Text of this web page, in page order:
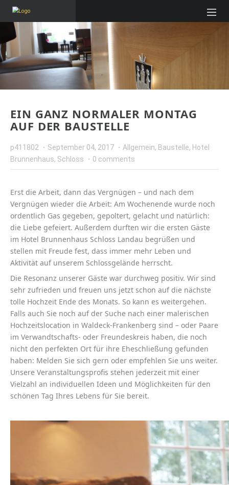
EIN GANZ NORMALER MONTAG
AUF DER BAUSTELLE
p411802 September 04, 2017 Allgemein, Baustelle, Hotel
Brunnenhaus, Schloss 0 comments
Erst die Arbeit, dann das Vergnügen – und nach dem
Vergnügen wieder die Arbeit: Am Wochenende wurde noch
ordentlich Gas gegeben, gepoltert, gelacht und natürlich:
die Liebe gefeiert. Außerdem durften wir die ersten Gäste
im Hotel Brunnenhaus Schloss Landau begrüßen und
stellen mit Freude fest, dass immer mehr Leben und
Aktivität auf unserem Schlossgelände herrscht.
Die Resonanz unserer Gäste war durchweg positiv. Wir sind
sehr zufrieden und freuen uns jetzt schon auf die nächste
tolle Hochzeit Ende des Monats. So kann es weitergehen.
Falls auch Sie noch auf der Suche nach einer malerischen
Hochzeitslocation in Waldeck-Frankenberg sind – oder Paare
im Verwandtschafts- oder Freundeskreis haben, die noch
nicht den perfekten Ort für ihre Eheschließung gefunden
haben: Melden Sie sich gern oder empfehlen Sie uns weiter.
Unsere Veranstaltungsprofis stehen jederzeit mit einer
Vielzahl an individuellen Ideen und Möglichkeiten für den
schönen Tag Ihres Lebens für Sie bereit.